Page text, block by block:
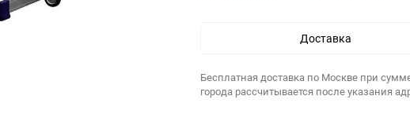
Доставка
Бесплатная доставка по Москве при
города рассчитывается после указания